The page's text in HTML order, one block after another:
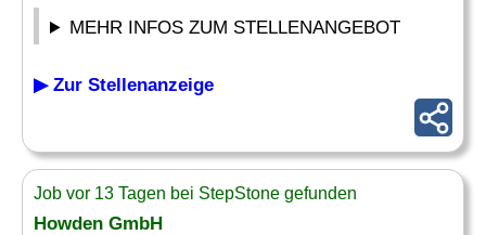
MEHR INFOS ZUM STELLENANGEBOT
▶ Zur Stellenanzeige
Job vor 13 Tagen bei StepStone gefunden
Howden GmbH